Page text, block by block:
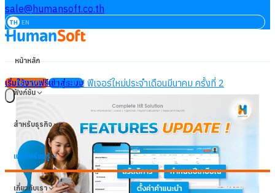
sale@humansoft.co.th
TH EN
หน้าหลัก
ฟังก์ชัน
สำหรับธุรกิจ
แหล่งเรียนรู้
เกี่ยวกับเรา
เริ่มใช้งานฟรีเข้าสู่ระบบ
NEWS Update! ฟีเจอร์ใหม่ประจำเดือนมีนาคม ครั้งที่ 2